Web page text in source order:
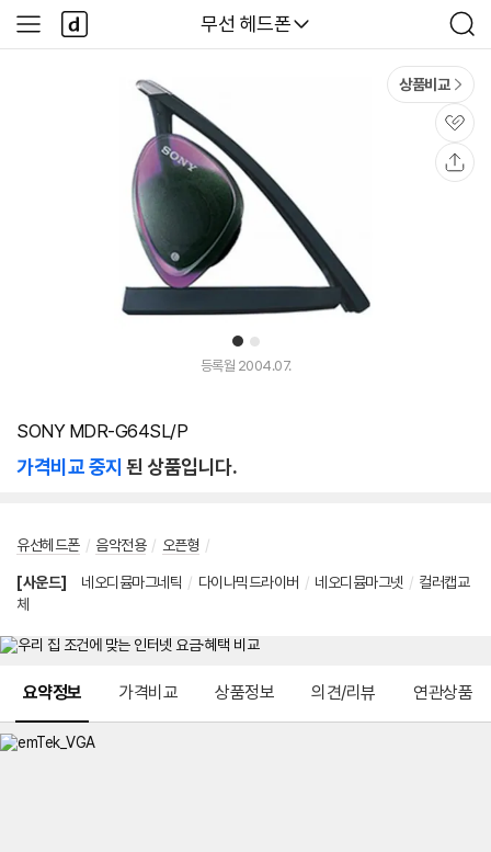
다나와
무선 헤드폰
검
색
사
이
다
나
와
1 2
상품비교
관
심
등록월 2004.07.
SONY MDR-G64SL/P
가격비교 중지 된 상품입니다.
유선헤드폰 / 음악전용 / 오픈형 /
[사운드] 네오디뮴마그네틱 / 다이나믹드라이버 / 네오디뮴마그넷 / 컬러캡교
체
요약정보 가격비교 상품정보 의견/리뷰 연관상품